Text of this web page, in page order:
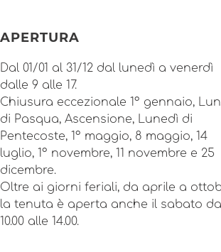
APERTURA
Dal 01/01 al 31/12 dal lunedì a venerdì
dalle 9 alle 17.
Chiusura eccezionale 1° gennaio,
di Pasqua, Ascensione, Lunedì di
Pentecoste, 1° maggio, 8 maggio, 14
luglio, 1° novembre, 11 novembre e 25
dicembre.
Oltre ai giorni feriali, da aprile a
la tenuta è aperta anche il sabato
10.00 alle 14.00.